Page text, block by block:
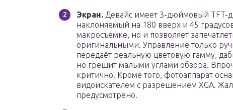
Экран. Девайс имеет 3-дюймовый TFT-
наклоняемый на 180 вверх и 45
макросъёмке, но и позволяет
оригинальными. Управление только
передаёт реальную цветовую гамму,
но грешит малыми углами обзора.
критично. Кроме того, фотоаппарат
видоискателем с разрешением XGA.
предусмотрено.